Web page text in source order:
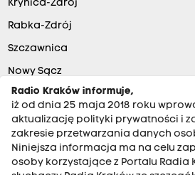
Krynica-Zdrój
Rabka-Zdrój
Szczawnica
Nowy Sącz
Radio Kraków informuje,
iż od dnia 25 maja 2018 roku
aktualizację polityki prywatności i
zakresie przetwarzania danych
Niniejsza informacja ma na celu
osoby korzystające z Portalu Radia